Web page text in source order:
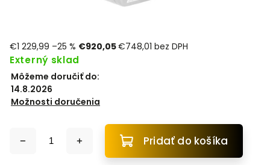
€1 229,99 –25 % €920,05€748,01 bez DPH
Externý sklad
Môžeme doručiť do:
14.8.2026
Možnosti doručenia
Pridať do košíka